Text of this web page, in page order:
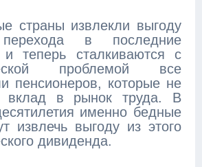
страны извлекли выгоду
в последние
и теперь сталкиваются с
проблемой все
пенсионеров, которые не
вклад в рынок труда. В
именно бедные
извлечь выгоду из этого
дивиденда.